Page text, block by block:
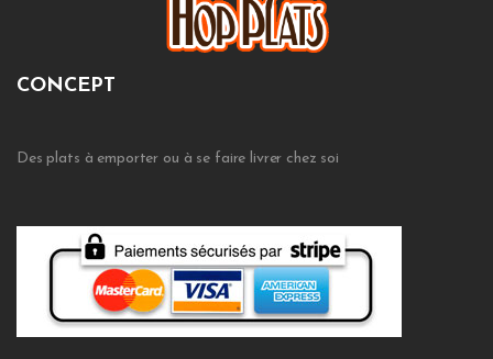
CONCEPT
Des plats à emporter ou à se faire livrer chez soi